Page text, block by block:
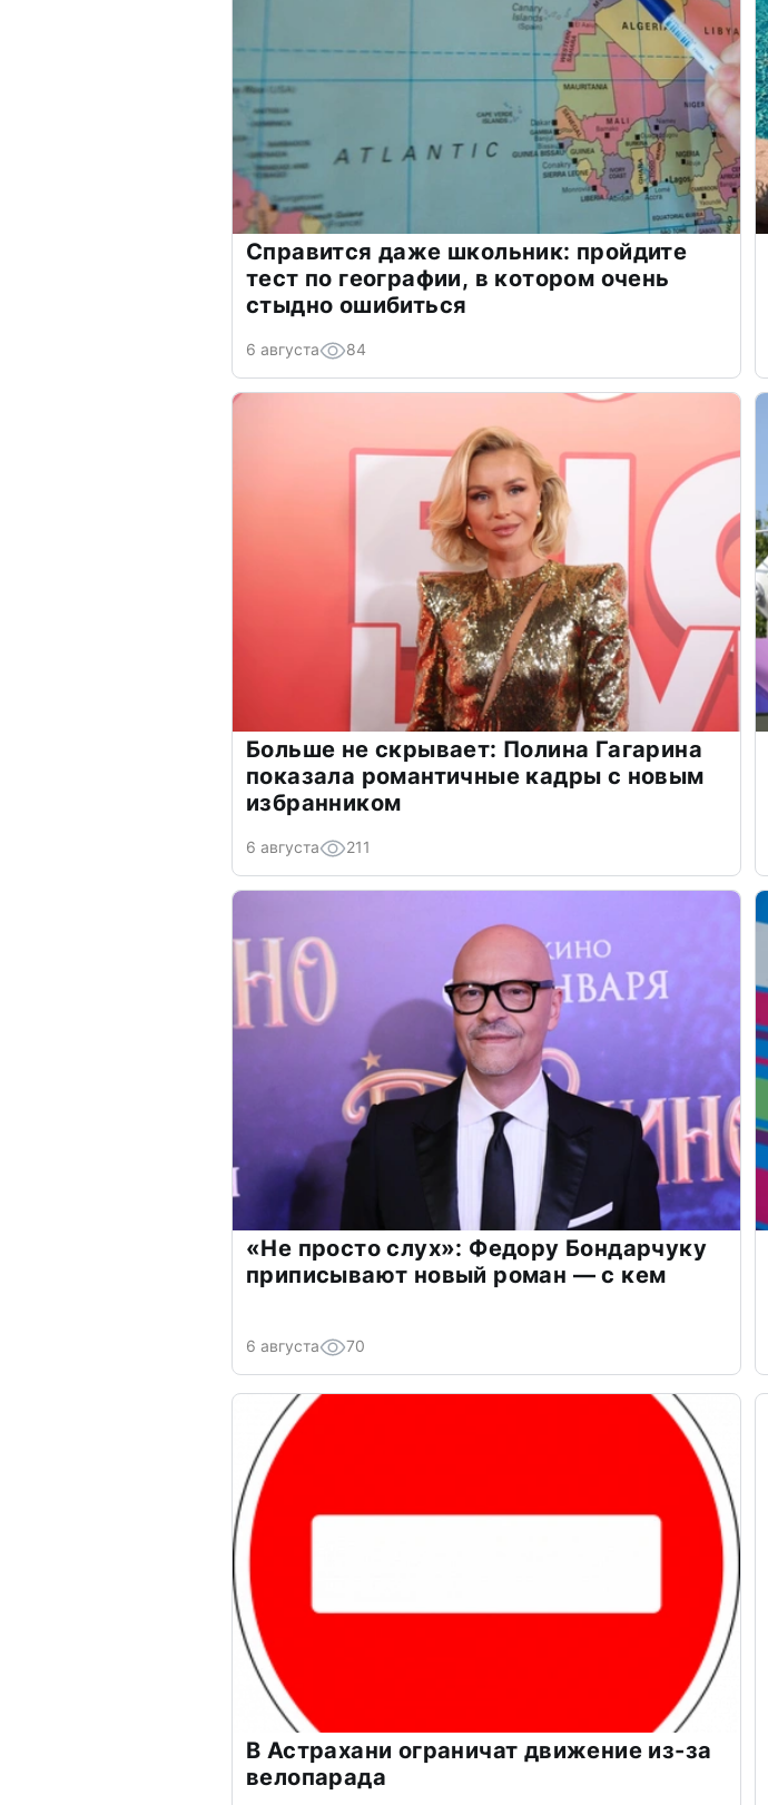
Справится даже школьник: пройдите
тест по географии, в котором очень
стыдно ошибиться
6 августа 84
Больше не скрывает: Полина Гагарина
показала романтичные кадры с новым
избранником
6 августа 211
«Не просто слух»: Федору Бондарчуку
приписывают новый роман — с кем
6 августа 70
В Астрахани ограничат движение из-за
велопарада